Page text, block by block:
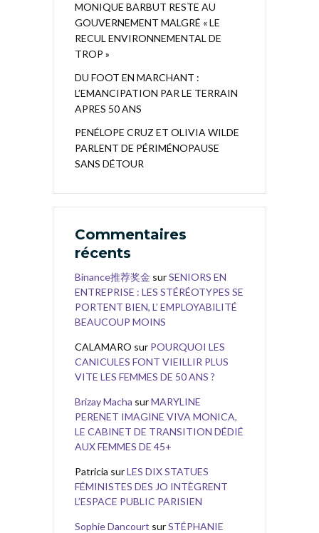
MONIQUE BARBUT RESTE AU
GOUVERNEMENT MALGRÉ « LE
RECUL ENVIRONNEMENTAL DE
TROP »
DU FOOT EN MARCHANT :
L’EMANCIPATION PAR LE TERRAIN
APRES 50 ANS
PENÉLOPE CRUZ ET OLIVIA WILDE
PARLENT DE PÉRIMÉNOPAUSE
SANS DÉTOUR
Commentaires
récents
Binance推荐奖金 surSENIORS EN
ENTREPRISE : LES STÉRÉOTYPES SE
PORTENT BIEN, L’ EMPLOYABILITÉ
BEAUCOUP MOINS
CALAMARO sur POURQUOI LES
CANICULES FONT VIEILLIR PLUS
VITE LES FEMMES DE 50 ANS ?
Brizay Macha surMARYLINE
PERENET IMAGINE VIVA MONICA,
LE CABINET DE TRANSITION DÉDIÉ
AUX FEMMES DE 45+
Patricia surLES DIX STATUES
FÉMINISTES DES JO INTÈGRENT
L’ESPACE PUBLIC PARISIEN
Sophie Dancourt surSTÉPHANIE